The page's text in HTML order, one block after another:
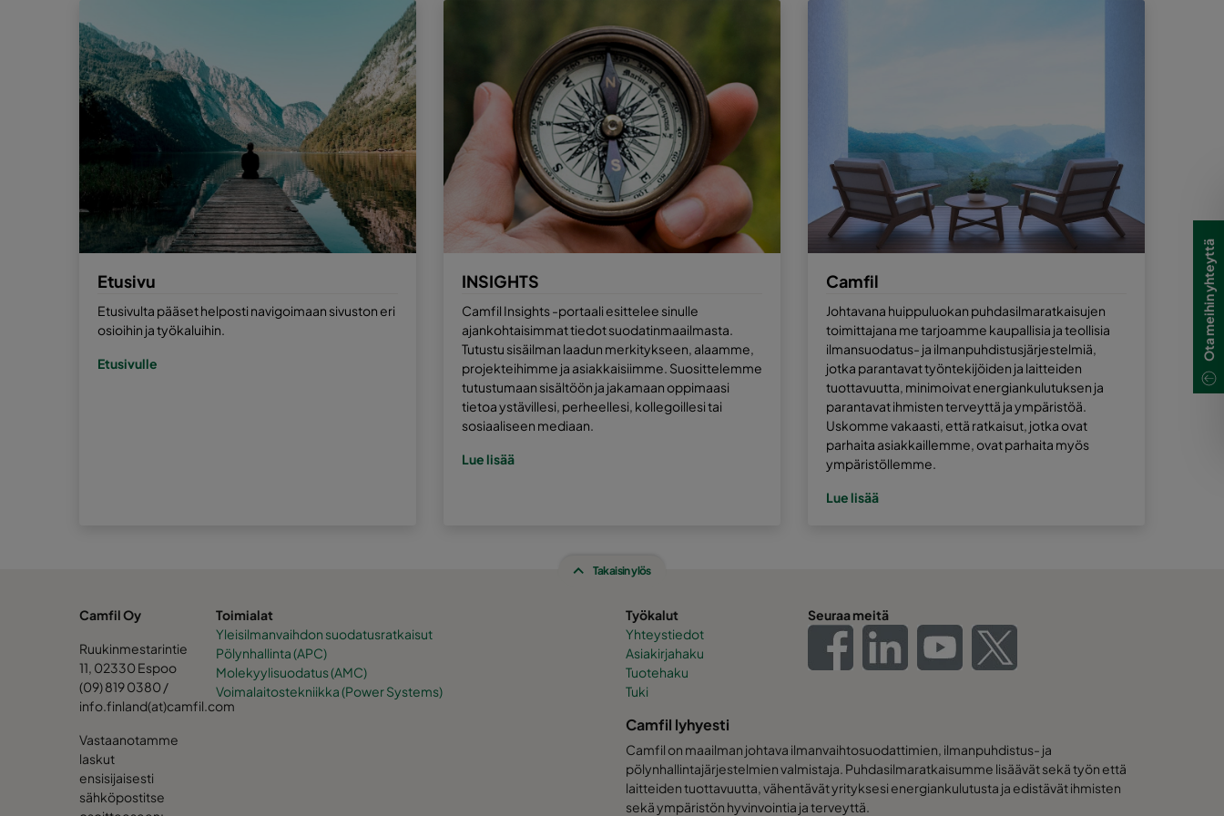
Etusivu
Etusivulta pääset helposti navigoimaan sivuston eri
osioihin ja työkaluihin.
Etusivulle
INSIGHTS
Camfil Insights -portaali esittelee sinulle
ajankohtaisimmat tiedot suodatinmaailmasta.
Tutustu sisäilman laadun merkitykseen, alaamme,
projekteihimme ja asiakkaisiimme. Suosittelemme
tutustumaan sisältöön ja jakamaan oppimaasi
tietoa ystävillesi, perheellesi, kollegoillesi tai
sosiaaliseen mediaan.
Lue lisää
Camfil
Johtavana huippuluokan puhdasilmaratkaisujen
toimittajana me tarjoamme kaupallisia ja teollisia
ilmansuodatus- ja ilmanpuhdistusjärjestelmiä,
jotka parantavat työntekijöiden ja laitteiden
tuottavuutta, minimoivat energiankulutuksen ja
parantavat ihmisten terveyttä ja ympäristöä.
Uskomme vakaasti, että ratkaisut, jotka ovat
parhaita asiakkaillemme, ovat parhaita myös
ympäristöllemme.
Lue lisää
Takaisin ylös
Camfil Oy
Ruukinmestarintie
11, 02330 Espoo
(09) 819 0380 /
info.finland(at)camfil.com
Vastaanotamme
laskut
ensisijaisesti
sähköpostitse
Toimialat
Yleisilmanvaihdon suodatusratkaisut
Pölynhallinta (APC)
Molekyylisuodatus (AMC)
Voimalaitostekniikka (Power Systems)
Työkalut
Yhteystiedot
Asiakirjahaku
Tuotehaku
Tuki
Seuraa meitä
Camfil lyhyesti
Camfil on maailman johtava ilmanvaihtosuodattimien, ilmanpuhdistus- ja
pölynhallintajärjestelmien valmistaja. Puhdasilmaratkaisumme lisäävät sekä työn että
laitteiden tuottavuutta, vähentävät yrityksesi energiankulutusta ja edistävät ihmisten
sekä ympäristön hyvinvointia ja terveyttä.
Ota meihin yhteyttä